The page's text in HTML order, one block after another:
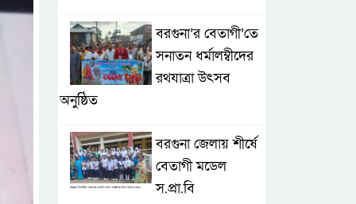
বরগুনা’র বেতাগী’তে
সনাতন ধর্মালম্বীদের
রথযাত্রা উৎসব
অনুষ্ঠিত
বরগুনা জেলায় শীর্ষে
বেতাগী মডেল
স.প্রা.বি